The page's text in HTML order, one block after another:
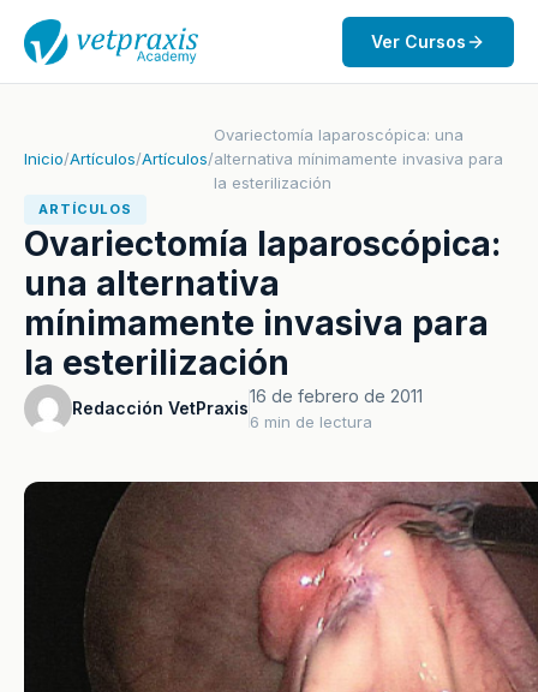
Ver Cursos
Inicio/Artículos/Artículos/
Ovariectomía laparoscópica: una
alternativa mínimamente invasiva para
la esterilización
ARTÍCULOS
Ovariectomía laparoscópica:
una alternativa
mínimamente invasiva para
la esterilización
Redacción VetPraxis
16 de febrero de 2011
6 min de lectura